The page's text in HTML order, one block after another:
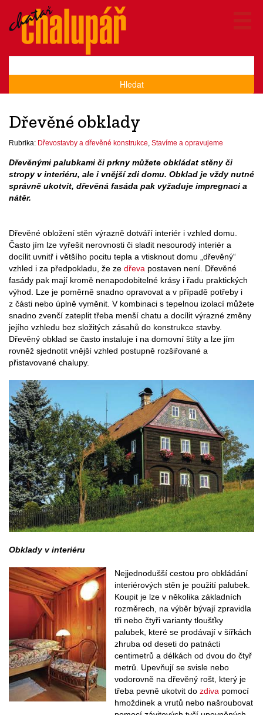
Hledat
Dřevěné obklady
Rubrika: Dřevostavby a dřevěné konstrukce Stavíme a opravujeme
Dřevěnými palubkami či prkny můžete obkládat stěny či
stropy v interiéru, ale i vnější zdi domu. Obklad je vždy nutné
správně ukotvit, dřevěná fasáda pak vyžaduje impregnaci a
nátěr.
Dřevěné obložení stěn výrazně dotváří interiér i vzhled domu.
Často jím lze vyřešit nerovnosti či sladit nesourodý interiér a
docílit uvnitř i většího pocitu tepla a vtisknout domu „dřevěný“
vzhled i za předpokladu, že ze dřeva postaven není. Dřevěné
fasády pak mají kromě nenapodobitelné krásy i řadu praktických
výhod. Lze je poměrně snadno opravovat a v případě potřeby i
z části nebo úplně vyměnit. V kombinaci s tepelnou izolací můžete
snadno zvenčí zateplit třeba menší chatu a docílit výrazné změny
jejího vzhledu bez složitých zásahů do konstrukce stavby.
Dřevěný obklad se často instaluje i na domovní štíty a lze jím
rovněž sjednotit vnější vzhled postupně rozšiřované a
přistavované chalupy.
Obklady v interiéru
Nejjednodušší cestou pro obkládání
interiérových stěn je použití palubek.
Koupit je lze v několika základních
rozměrech, na výběr bývají zpravidla
tři nebo čtyři varianty tloušťky
palubek, které se prodávají v šířkách
zhruba od deseti do patnácti
centimetrů a délkách od dvou do čtyř
metrů. Upevňují se svisle nebo
vodorovně na dřevěný rošt, který je
třeba pevně ukotvit do zdiva pomocí
hmoždinek a vrutů nebo našroubovat